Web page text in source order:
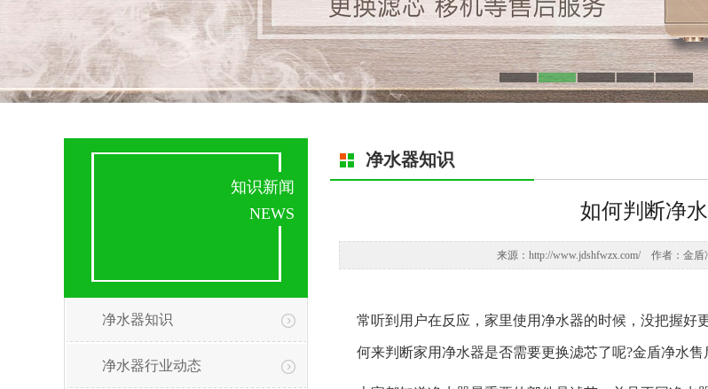
知识新闻
NEWS
净水器知识
净水器行业动态
净水器知识
如何判断净
来源：http://www.jdshfwzx.com/ 作者：金
常听到用户在反应，家里使用净水器的时候，没把握好
何来判断家用净水器是否需要更换滤芯了呢?金盾净水